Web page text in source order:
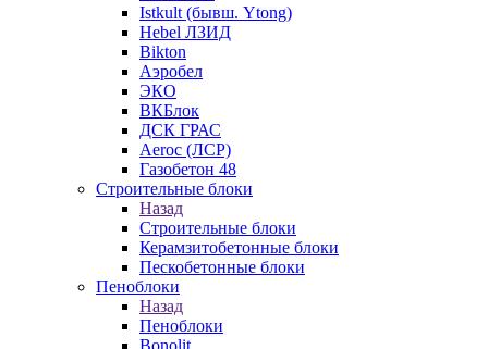
Istkult (бывш. Ytong)
Hebel ЛЗИД
Bikton
Аэробел
ЭКО
ВКБлок
ДСК ГРАС
Aeroc (ЛСР)
Газобетон 48
Строительные блоки
Назад
Строительные блоки
Керамзитобетонные блоки
Пескобетонные блоки
Пеноблоки
Назад
Пеноблоки
Bonolit